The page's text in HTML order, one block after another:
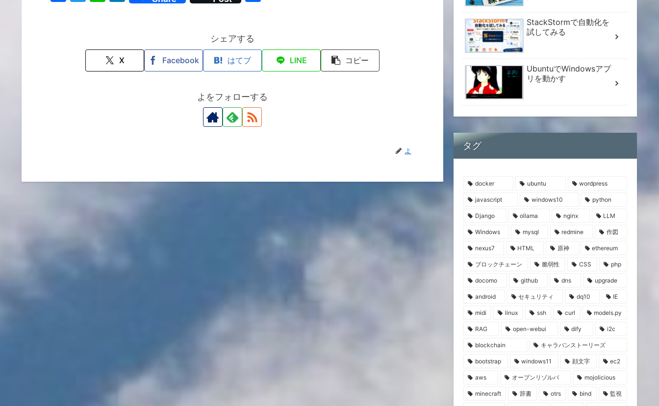
n
n
シェアする
X Facebook はてブ LINE コピー
よをフォローする
よ
StackStormで自動化を
試してみる
UbuntuでWindowsアプ
リを動かす
タグ
docker ubuntu wordpress
javascript windows10 python
Django ollama nginx LLM
Windows mysql redmine 作図
nexus7 HTML 原神 ethereum
ブロックチェーン 脆弱性 CSS php
docomo github dns upgrade
android セキュリティ dq10 IE
midi linux ssh curl models.py
RAG open-webui dify i2c
blockchain キャラバンストーリーズ
bootstrap windows11 顔文字 ec2
aws オープンリゾルバ mojolicious
minecraft 辞書 otrs bind 監視